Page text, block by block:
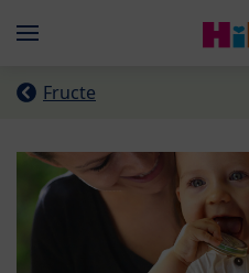
Menü
Fructe